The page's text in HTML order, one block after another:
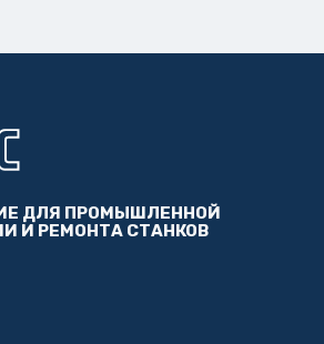
ДЛЯ ПРОМЫШЛЕННОЙ
И РЕМОНТА СТАНКОВ